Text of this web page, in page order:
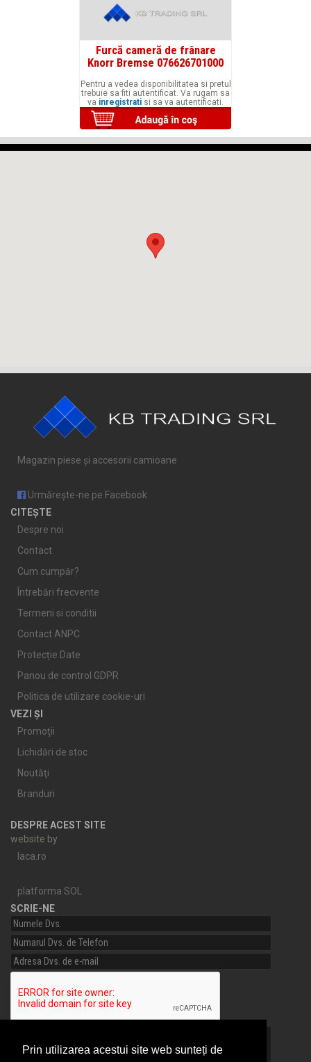
Prin utilizarea acestui site web sunteți de
Furcă cameră de frânare
Knorr Bremse 076626701000
Pentru a vedea disponibilitatea si pretul
trebuie sa fiti autentificat. Va rugam sa
va inregistrati si sa va autentificati.
Magazin piese și accesorii camioane
Urmărește-ne pe Facebook
CITEȘTE
Despre noi
Contact
Cum cumpăr?
Întrebări frecvente
Termeni si conditii
Contact ANPC
Protecție Date
Panou de control GDPR
Politica de utilizare cookie-uri
VEZI ȘI
Promoţii
Lichidări de stoc
Noutăţi
Branduri
DESPRE ACEST SITE
website by
laca.ro
platforma SOL
SCRIE-NE